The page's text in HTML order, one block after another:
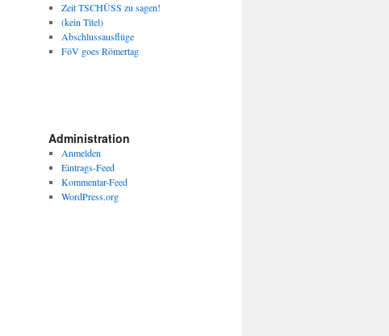
Zeit TSCHÜSS zu sagen!
(kein Titel)
Abschlussausflüge
FöV goes Römertag
Administration
Anmelden
Eintrags-Feed
Kommentar-Feed
WordPress.org